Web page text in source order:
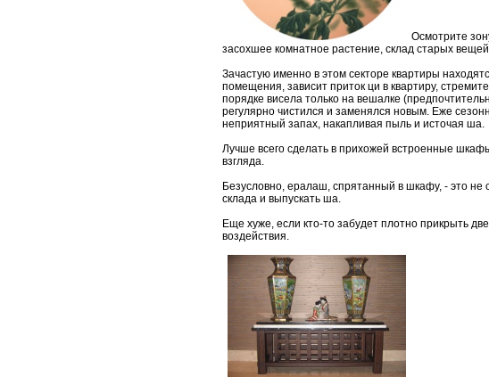
Осмотрите
засохшее комнатное растение, склад старых
Зачастую именно в этом секторе квартиры
помещения, зависит приток ци в квартиру,
порядке висела только на вешалке
регулярно чистился и заменялся новым. Еже
неприятный запах, накапливая пыль и источая ша.
Лучше всего сделать в прихожей встроенные
взгляда.
Безусловно, ералаш, спрятанный в шкафу, - это
склада и выпускать ша.
Еще хуже, если кто-то забудет плотно прикрыть
воздействия.